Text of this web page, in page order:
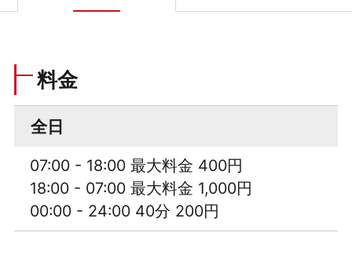
料金
全日
07:00 - 18:00 最大料金 400円
18:00 - 07:00 最大料金 1,000円
00:00 - 24:00 40分 200円